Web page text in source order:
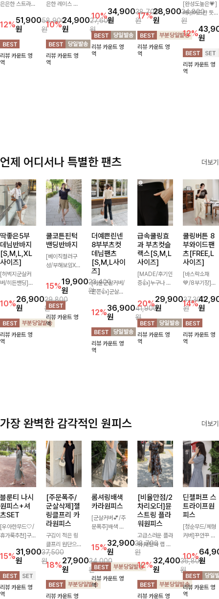
은은한 스트라이
져 심플한 코디
에도 세련된 포
인트를 더해드리
며 깔끔한 스트
라이프 디테일로
유행 없이 오래
12%51,900
원
58,900
원
리뷰 카운트 영
역
은한 레이스 자
으로 사랑스러운
감성 가득 담았
으며 나시 세트
구성으로 이너
걱정없이 손쉽게
코디 가능한 블
10%24,900
원
27,600
원
리뷰 카운트 영
역
있게 입어지는
블라우스🖤 브
이넥 카라 디자
인에 여유로운
소매핏 더해져
여리하면서도 시
10%34,900
원
38,700
원
리뷰 카운트 영
역
엠보 텍스처가
돋보이는 블라우
스- 여유로운 실
루엣과 물결 짜
임 소매 디테일
이 더해져 편안
17%28,900
원
34,800
원
리뷰 카운트 영
역
[완성도높은💗]
레이어드한 듯
자연스러운 나시
와 버튼 원피스
가 함께 구성된
세트 아이템입니
다. 코디 고민 없
이 한 벌만으로
도 내추럴하면서
12%원
리뷰 카운트 영
역
언제 어디서나 특별한 팬츠 더보기
딱좋은5부
데님반바지
[S,M,L,XL
사이즈]
[허벅지군살커
버/히든밴딩]여
와이드핏과 부담
없는 5부 기장
으로 편안하게
즐기기 좋은 데
님 팬츠 ✨ 빈티
지한 워싱감이
10%26,900
원
29,800
원
리뷰 카운트 영
역
쿨코튼핀턱
밴딩반바지
[베이직컬러구
성/부해보임X]
지는 핏으로 편
안하면서도 멋스
럽게 입어지는
밴딩 반바지🤎
넉넉한 포켓 디
테일 더해져 데
15%19,900
원
23,400
원
리뷰 카운트 영
역
더예쁜린넨
8부부츠컷
데님팬츠
[S,M,L사이
즈]
[미운군살커버/
쫀쫀👍]군살을
부츠컷 핏에 발
목이 드러나는
8부 기장으로
다리를 슬림하고
길어보이게 만들
어주며 생지 소
12%36,900
원
41,900
원
리뷰 카운트 영
역
급속쿨링효
과 부츠컷슬
랙스[S,M,L
사이즈]
[MADE/후기인
증👍]누구나 갖
스:)베이직하지
만 부츠컷으로
이쁜 핏 연출은
물론,쫀쫀한 스
판끼로 하루종일
편안하게!
20%29,900
원
37,300
원
리뷰 카운트 영
역
쿨링버튼 8
부와이드팬
츠[FREE,L
사이즈]
[바스락소재
💙/8부기장]사
일이 은은한 포
인트가 되어주는
와이드 팬츠입니
다. 여유롭게 떨
어지는 실루엣과
가볍게 바스락거
14%원
리뷰 카운트 영
역
가장 완벽한 감각적인 원피스 더보기
블룬티 나시
원피스+셔
츠SET
[우아한무드🤍/
휴가룩추천]구
소재의 나시원피
스+셔츠 조합으
로 코디 걱정없
이 여성스럽고
편안하게 즐길
수 있는 아이템
15%31,900
원
37,500
원
리뷰 카운트 영
역
[주문폭주/
군살삭제]젤
링클프리 카
라원피스
구김이 적은 링
클프리 원단으로
항상 깔끔하게
착용 가능하며
일자로 떨어지는
넉넉한 핏으로
군살을 완벽히
커버해주는 원피
18%27,900
원
34,000
원
리뷰 카운트 영
롬셔링배색
카라원피스
[군살커버💕/주
문폭주]배색 카
패턴으로 캐주얼
한 무드를 더한
롱 원피스 🖤 셔
링 디테일과 쫀
쫀한 스판 소재
로 편안하면서도
15%32,900
원
38,700
원
리뷰 카운트 영
역
[비율만점/2
차리오더]뮨
스트링 플라
워원피스
고급스러운 플라
워 패턴과 랩 디
자인으로 여성스
러우면서 세련된
분위기를 더해주
며 스트링이 내
장되어있어 슬림
하게 핏을 조절
12%32,400
원
36,800
원
리뷰 카운트 영
딘젤퍼프 스
트라이프원
피스
[청순무드/체형
커버]꾸안꾸 무
볍고 산뜻한 착
용감으로 여름
내내 손이 자주
가는 원피스예
요- 은은한 스트
라이프 패턴과
10%원
리뷰 카운트 영
역